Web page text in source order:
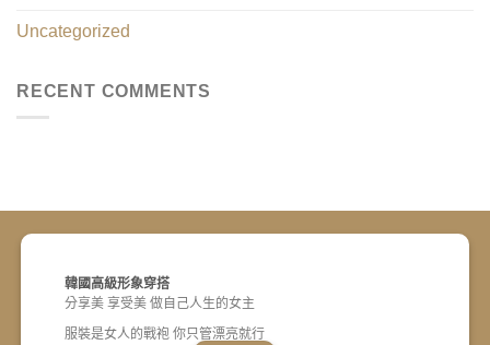
Uncategorized
RECENT COMMENTS
韓國高級形象穿搭
分享美 享受美 做自己人生的女主
服裝是女人的戰袍 你只管漂亮就行